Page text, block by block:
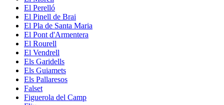
El Perelló
El Pinell de Brai
El Pla de Santa Maria
El Pont d'Armentera
El Rourell
El Vendrell
Els Garidells
Els Guiamets
Els Pallaresos
Falset
Figuerola del Camp